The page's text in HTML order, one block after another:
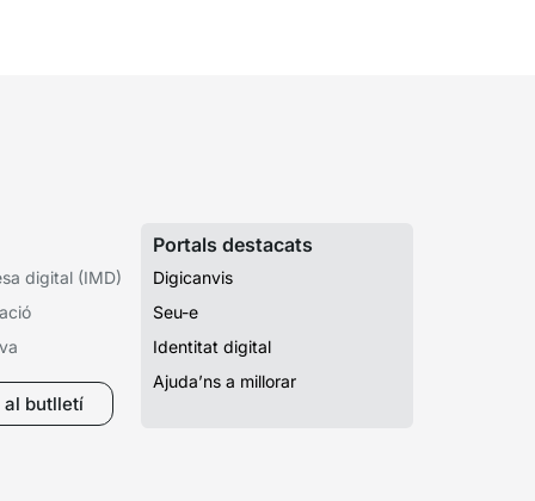
digital (IMD)
butlletí
Portals destacats
Digicanvis
Seu-e
Identitat digital
Ajuda’ns a millorar